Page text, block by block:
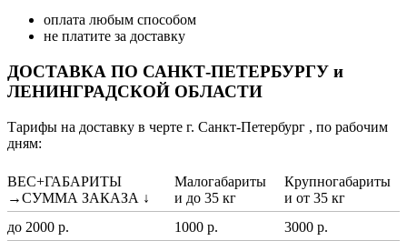
оплата любым способом
не платите за доставку
ДОСТАВКА ПО САНКТ-ПЕТЕРБУРГУ и
ЛЕНИНГРАДСКОЙ ОБЛАСТИ
Тарифы на доставку в черте г. Санкт-Петербург , по рабочим
дням:
ВЕС+ГАБАРИТЫ
→СУММА ЗАКАЗА ↓
Малогабариты
и до 35 кг
Крупногабариты
и от 35 кг
до 2000 р.
1000 р. 3000 р.